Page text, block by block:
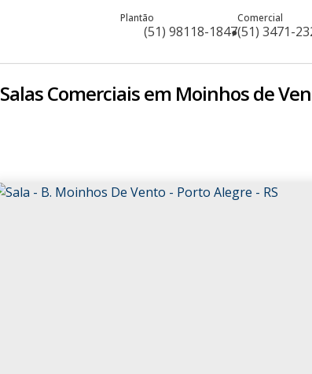
(51) 98118-1847
Plantão
(51) 3471-
Comercial
Salas Comerciais em Moinhos de